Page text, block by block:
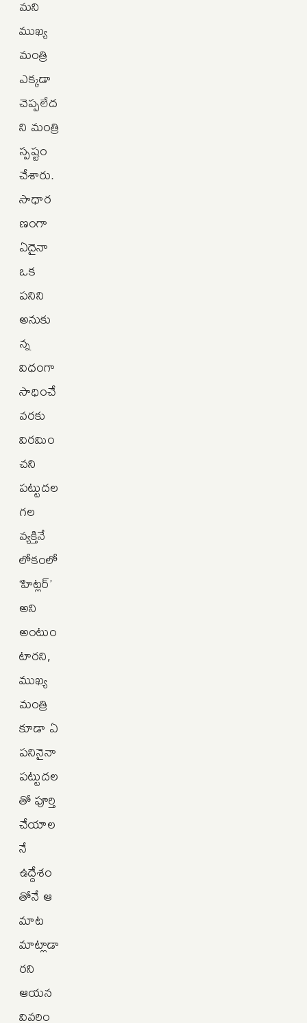
మని
ముఖ్య
మంత్రి
ఎక్కడా
చెప్పలేద
ని మంత్రి
స్పష్టం
చేశారు.
సాధార
ణంగా
ఏదైనా
ఒక
పనిని
అనుకు
న్న
విధంగా
సాధించే
వరకు
విరమిం
చని
పట్టుదల
గల
వ్యక్తినే
లోకంలో
‘హిట్లర్’
అని
అంటుం
టారని,
ముఖ్య
మంత్రి
కూడా ఏ
పనినైనా
పట్టుదల
తో పూర్తి
చేయాల
నే
ఉద్దేశం
తోనే ఆ
మాట
మాట్లాడా
రని
ఆయన
వివరిం